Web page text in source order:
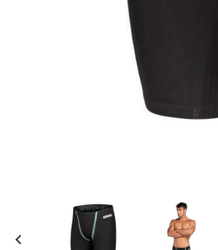
keyboard_arrow_left